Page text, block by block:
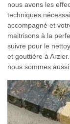
nous avons les
techniques
accompagné et
maitrisons à la
suivre pour le
et gouttière à
nous sommes